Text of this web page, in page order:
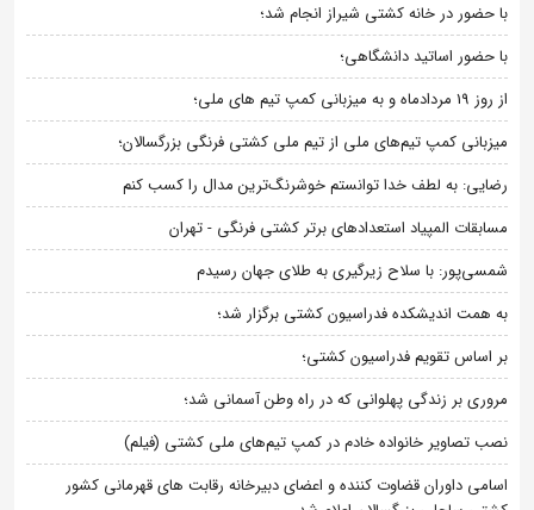
با حضور در خانه کشتی شیراز انجام شد؛
با حضور اساتید دانشگاهی؛
از روز 19 مردادماه و به میزبانی کمپ تیم های ملی؛
میزبانی کمپ تیم‌های ملی از تیم ملی کشتی فرنگی بزرگسالان؛
رضایی: به لطف خدا توانستم خوشرنگ‌ترین مدال را کسب کنم
مسابقات المپیاد استعدادهای برتر کشتی فرنگی - تهران
شمسی‌پور: با سلاح زیرگیری به طلای جهان رسیدم
به همت اندیشکده فدراسیون کشتی برگزار شد؛
بر اساس تقویم فدراسیون کشتی؛
مروری بر زندگی پهلوانی که در راه وطن آسمانی شد؛
نصب تصاویر خانواده خادم در کمپ تیم‌های ملی کشتی (فیلم)
اسامی داوران قضاوت کننده و اعضای دبیرخانه رقابت های قهرمانی کشور